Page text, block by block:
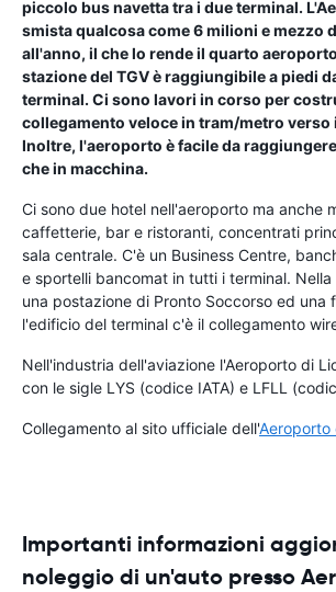
piccolo bus navetta tra i due terminal.
smista qualcosa come 6 milioni e mezzo
all'anno, il che lo rende il quarto
stazione del TGV è raggiungibile a piedi
terminal. Ci sono lavori in corso per
collegamento veloce in tram/metro verso
Inoltre, l'aeroporto è facile da
che in macchina.
Ci sono due hotel nell'aeroporto ma anche
caffetterie, bar e ristoranti, concentrati
sala centrale. C'è un Business Centre,
e sportelli bancomat in tutti i terminal.
una postazione di Pronto Soccorso ed una
l'edificio del terminal c'è il collegamento
Nell'industria dell'aviazione l'Aeroporto di
con le sigle LYS (codice IATA) e LFLL
Collegamento al sito ufficiale dell'Aeroporto
Importanti informazioni
noleggio di un'auto presso